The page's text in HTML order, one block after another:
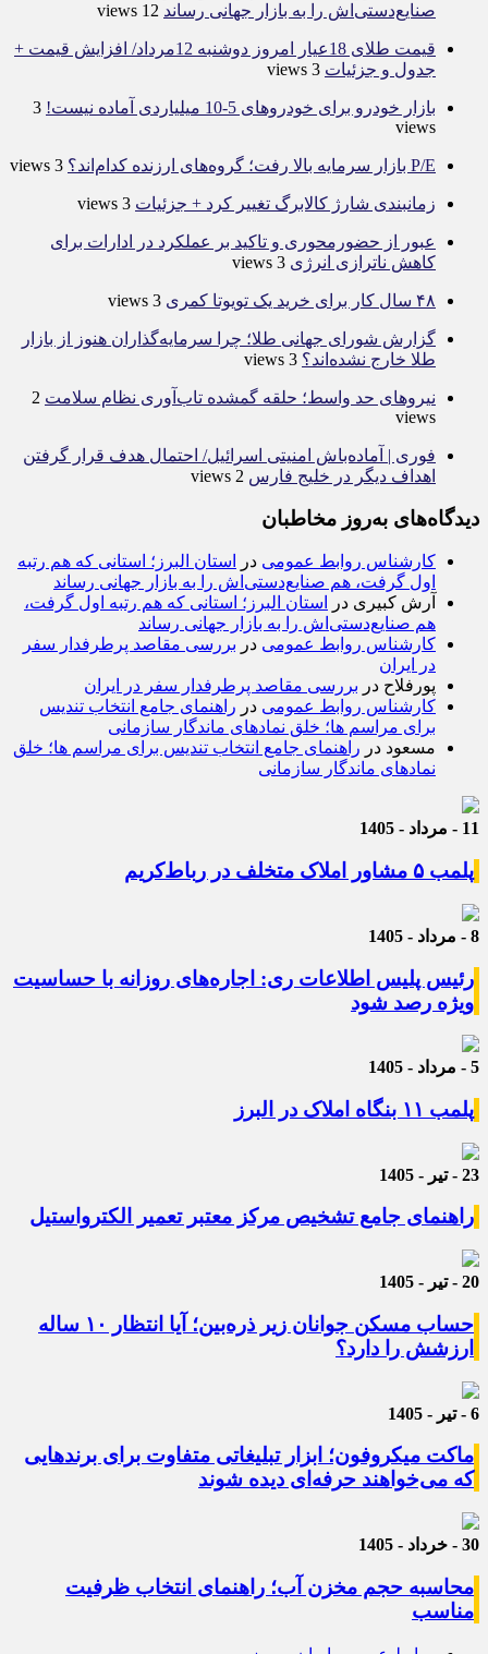
صنایع‌دستی‌اش را به بازار جهانی رساند 12 views
قیمت طلای 18عیار امروز دوشنبه 12مرداد/ افزایش قیمت +
جدول و جزئیات 3 views
بازار خودرو برای خودروهای 5-10 میلیاردی آماده نیست!
3
views
P/E بازار سرمایه بالا رفت؛ گروه‌های ارزنده کدام‌اند؟ 3 views
زمانبندی شارژ کالابرگ تغییر کرد + جزئیات 3 views
عبور از حضورمحوری و تاکید بر عملکرد در ادارات برای
کاهش ناترازی انرژی 3 views
۴۸ سال کار برای خرید یک تویوتا کمری 3 views
گزارش شورای جهانی طلا؛ چرا سرمایه‌گذاران هنوز از بازار
طلا خارج نشده‌اند؟ 3 views
نیروهای حد واسط؛ حلقه گمشده تاب‌آوری نظام سلامت 2
views
فوری | آماده‌باش امنیتی اسرائیل/ احتمال هدف قرار گرفتن
اهداف دیگر در خلیج فارس 2 views
دیدگاه‌های به‌روز مخاطبان
کارشناس روابط عمومی در
استان البرز؛ استانی که هم رتبه
اول گرفت، هم صنایع‌دستی‌اش را به بازار جهانی رساند
آرش کبیری در
استان البرز؛ استانی که هم رتبه اول گرفت،
هم صنایع‌دستی‌اش را به بازار جهانی رساند
کارشناس روابط عمومی در بررسی مقاصد پرطرفدار سفر
در ایران
پورفلاح در بررسی مقاصد پرطرفدار سفر در ایران
کارشناس روابط عمومی در راهنمای جامع انتخاب تندیس
برای مراسم ها؛ خلق نمادهای ماندگار سازمانی
مسعود در راهنمای جامع انتخاب تندیس برای مراسم ها؛ خلق
نمادهای ماندگار سازمانی
11 - مرداد - 1405
پلمب ۵ مشاور املاک متخلف در رباط‌کریم
8 - مرداد - 1405
رئیس پلیس اطلاعات ری: اجاره‌های روزانه با حساسیت
ویژه رصد شود
5 - مرداد - 1405
پلمب ۱۱ بنگاه املاک در البرز
23 - تیر - 1405
راهنمای جامع تشخیص مرکز معتبر تعمیر الکترواستیل
20 - تیر - 1405
حساب مسکن جوانان زیر ذره‌بین؛ آیا انتظار ۱۰ ساله
ارزشش را دارد؟
6 - تیر - 1405
ماکت میکروفون؛ ابزار تبلیغاتی متفاوت برای برندهایی
که می‌خواهند حرفه‌ای دیده شوند
30 - خرداد - 1405
محاسبه حجم مخزن آب؛ راهنمای انتخاب ظرفیت
مناسب